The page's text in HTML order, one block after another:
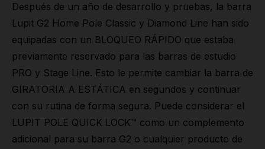
Después de un año de desarrollo y pruebas, la barra
Lupit G2 Home Pole Classic y Diamond Line han sido
equipadas con un BLOQUEO RÁPIDO que estaba
previamente reservado para las barras de estudio
PRO y Stage Line. Esto le permite cambiar la barra de
GIRATORIA A ESTÁTICA en segundos y continuar
con su rutina de forma segura. Puede considerar el
LUPIT POLE QUICK LOCK™ como un complemento
adicional para su barra G2 o cualquier producto de